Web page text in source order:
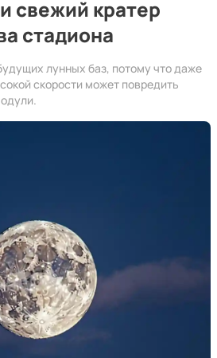
свежий кратер
стадиона
лунных баз, потому что даже
скорости может повредить